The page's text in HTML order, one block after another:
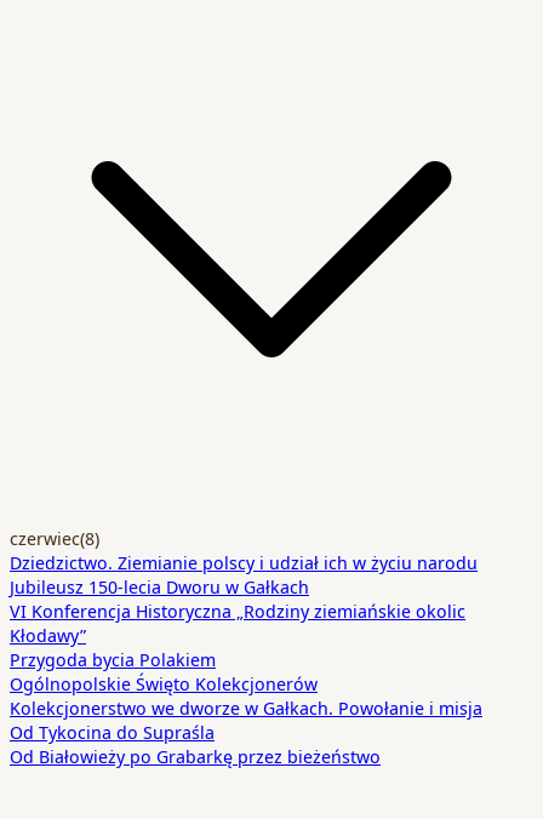
czerwiec(8)
Dziedzictwo. Ziemianie polscy i udział ich w życiu narodu
Jubileusz 150-lecia Dworu w Gałkach
VI Konferencja Historyczna „Rodziny ziemiańskie okolic
Kłodawy”
Przygoda bycia Polakiem
Ogólnopolskie Święto Kolekcjonerów
Kolekcjonerstwo we dworze w Gałkach. Powołanie i misja
Od Tykocina do Supraśla
Od Białowieży po Grabarkę przez bieżeństwo